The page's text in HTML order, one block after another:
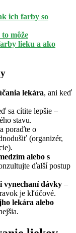
ich farby so
môže
lieku a ako
lekára, ani keď
sa cítite lepšie –
stavu.
poraďte o
(organizér,
alebo s
ďalší postup
vynechaní dávky –
je kľúčové.
lekára alebo